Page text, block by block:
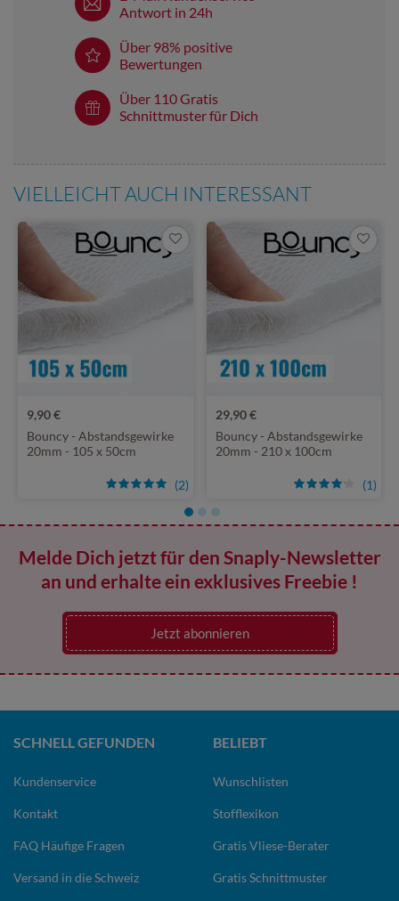
Antwort in 24h
Über 98% positive
Bewertungen
Über 110 Gratis
Schnittmuster für Dich
VIELLEICHT AUCH INTERESSANT
(2)
9,90 €
Bouncy - Abstandsgewirke
20mm - 105 x 50cm
(1)
29,90 €
Bouncy - Abstandsgewirke
20mm - 210 x 100cm
Melde Dich jetzt für den Snaply-Newsletter
an und erhalte ein exklusives Freebie !
Jetzt abonnieren
SCHNELL GEFUNDEN
Kundenservice
Kontakt
FAQ Häufige Fragen
Versand in die Schweiz
BELIEBT
Wunschlisten
Stofflexikon
Gratis Vliese-Berater
Gratis Schnittmuster